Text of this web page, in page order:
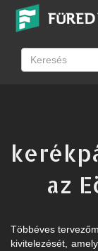
az
Többéves
kivitelezését,